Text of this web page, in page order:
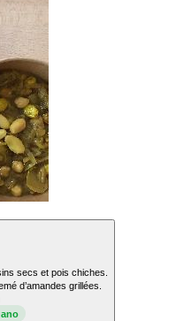
secs et pois chiches.
d’amandes grillées.